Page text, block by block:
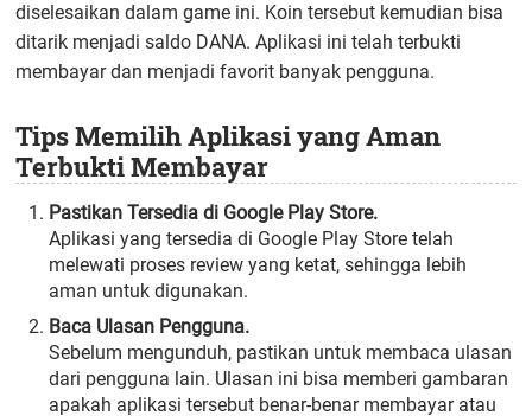
diselesaikan dalam game ini. Koin tersebut kemudian bisa
ditarik menjadi saldo DANA. Aplikasi ini telah terbukti
membayar dan menjadi favorit banyak pengguna.
Tips Memilih Aplikasi yang Aman
Terbukti Membayar
Pastikan Tersedia di Google Play Store.
Aplikasi yang tersedia di Google Play Store telah
melewati proses review yang ketat, sehingga lebih
aman untuk digunakan.
Baca Ulasan Pengguna.
Sebelum mengunduh, pastikan untuk membaca ulasan
dari pengguna lain. Ulasan ini bisa memberi gambaran
apakah aplikasi tersebut benar-benar membayar atau